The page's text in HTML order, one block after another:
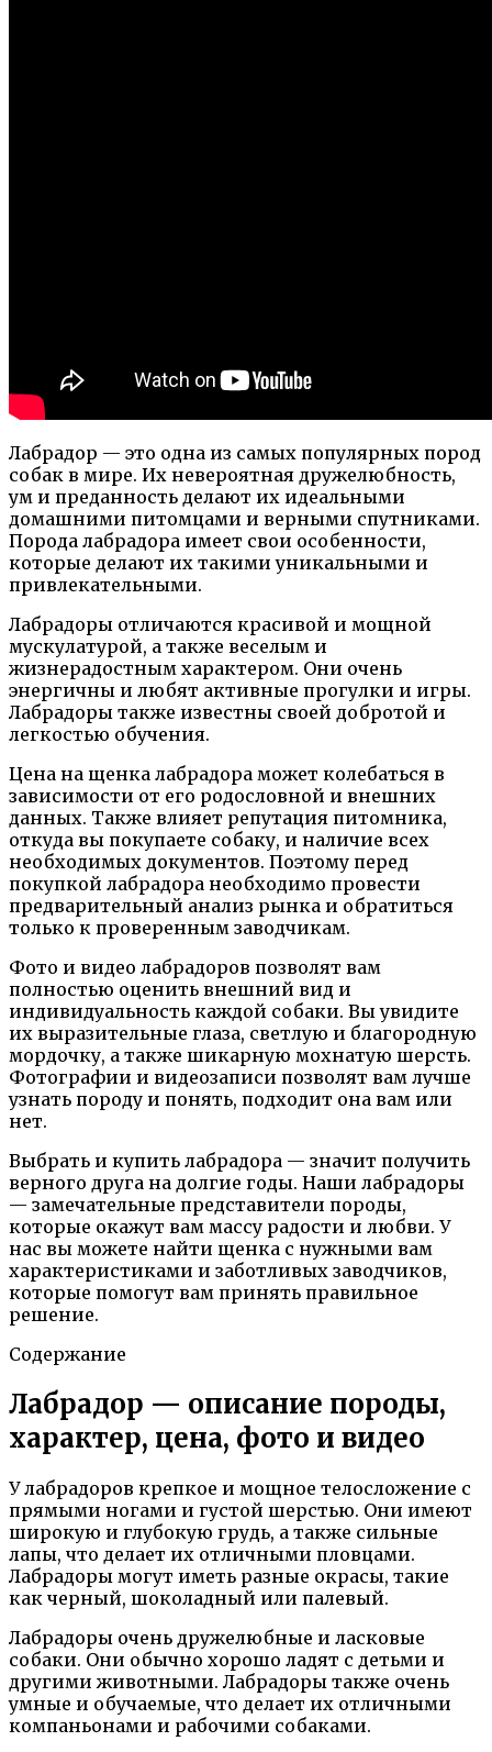
Лабрадор — это одна из самых популярных пород
собак в мире. Их невероятная дружелюбность,
ум и преданность делают их идеальными
домашними питомцами и верными спутниками.
Порода лабрадора имеет свои особенности,
которые делают их такими уникальными и
привлекательными.
Лабрадоры отличаются красивой и мощной
мускулатурой, а также веселым и
жизнерадостным характером. Они очень
энергичны и любят активные прогулки и игры.
Лабрадоры также известны своей добротой и
легкостью обучения.
Цена на щенка лабрадора может колебаться в
зависимости от его родословной и внешних
данных. Также влияет репутация питомника,
откуда вы покупаете собаку, и наличие всех
необходимых документов. Поэтому перед
покупкой лабрадора необходимо провести
предварительный анализ рынка и обратиться
только к проверенным заводчикам.
Фото и видео лабрадоров позволят вам
полностью оценить внешний вид и
индивидуальность каждой собаки. Вы увидите
их выразительные глаза, светлую и благородную
мордочку, а также шикарную мохнатую шерсть.
Фотографии и видеозаписи позволят вам лучше
узнать породу и понять, подходит она вам или
нет.
Выбрать и купить лабрадора — значит получить
верного друга на долгие годы. Наши лабрадоры
— замечательные представители породы,
которые окажут вам массу радости и любви. У
нас вы можете найти щенка с нужными вам
характеристиками и заботливых заводчиков,
которые помогут вам принять правильное
решение.
Содержание
Лабрадор — описание породы,
характер, цена, фото и видео
У лабрадоров крепкое и мощное телосложение с
прямыми ногами и густой шерстью. Они имеют
широкую и глубокую грудь, а также сильные
лапы, что делает их отличными пловцами.
Лабрадоры могут иметь разные окрасы, такие
как черный, шоколадный или палевый.
Лабрадоры очень дружелюбные и ласковые
собаки. Они обычно хорошо ладят с детьми и
другими животными. Лабрадоры также очень
умные и обучаемые, что делает их отличными
компаньонами и рабочими собаками.